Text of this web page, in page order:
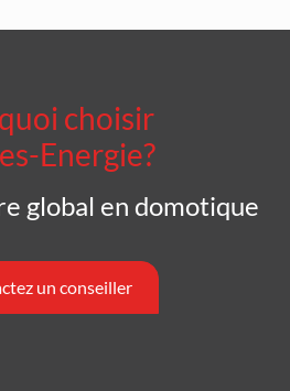
choisir
Energie?
global en domotique
un conseiller